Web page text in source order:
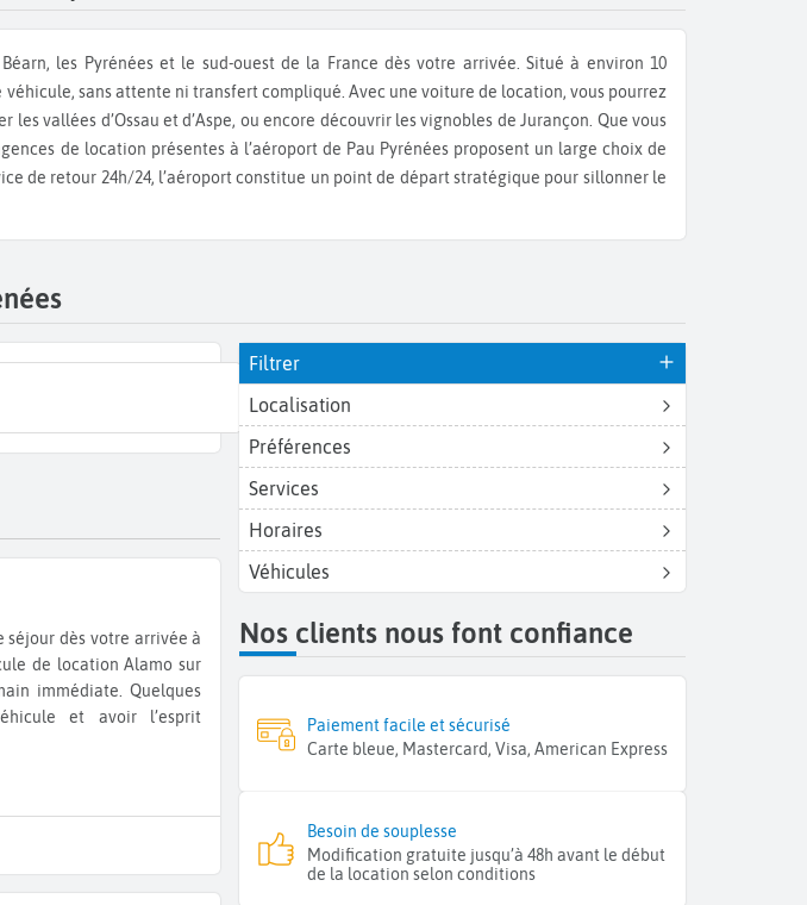
sans attente ni transfert compliqué. Avec une voiture de location, vous pourrez
vallées d’Ossau et d’Aspe, ou encore découvrir les vignobles de Jurançon. Que vous
de location présentes à l’aéroport de Pau Pyrénées proposent un large choix de
de retour 24h/24, l’aéroport constitue un point de départ stratégique pour sillonner le
dès votre arrivée à
de location Alamo sur
immédiate. Quelques
et avoir l’esprit
Filtrer
Localisation
Préférences
Services
Horaires
Véhicules
Nos clients nous font confiance
Paiement facile et sécurisé
Carte bleue, Mastercard, Visa, American Express
Besoin de souplesse
Modification gratuite jusqu’à 48h avant le début
de la location selon conditions